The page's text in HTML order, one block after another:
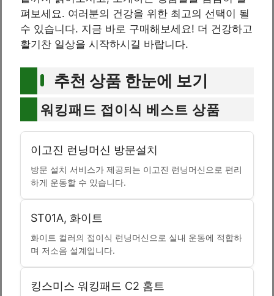
펴보세요. 여러분의 건강을 위한 최고의 선택이 될
수 있습니다. 지금 바로 구매해보세요! 더 건강하고
활기찬 일상을 시작하시길 바랍니다.
추천 상품 한눈에 보기
워킹패드 접이식 베스트 상품
이고진 런닝머신 방문설치
방문 설치 서비스가 제공되는 이고진 런닝머신으로 편리
하게 운동할 수 있습니다.
ST01A, 화이트
화이트 컬러의 접이식 런닝머신으로 실내 운동에 적합하
며 저소음 설계입니다.
킹스미스 워킹패드 C2 홈트